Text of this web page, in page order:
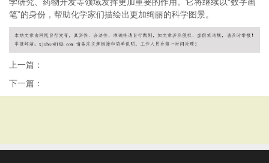
笔”的身份，帮助化学家们描绘出更加绚丽的科学图景。
上一篇：
下一篇：